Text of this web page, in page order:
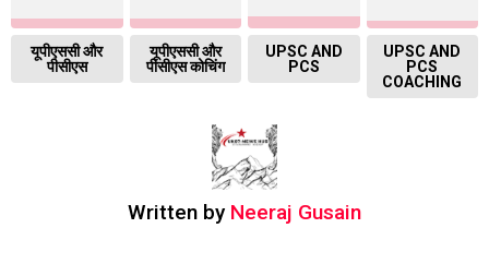
यूपीएससी और
पीसीएस
यूपीएससी और
पीसीएस कोचिंग
UPSC AND
PCS
UPSC AND
PCS
COACHING
Written by Neeraj Gusain